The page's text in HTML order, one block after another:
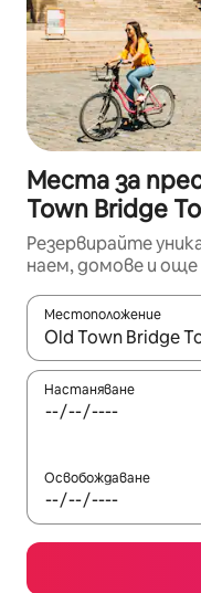
Места за
Town Bridge
Резервирайте
наем, домове и
Местоположение
Когато
Настаняване
Освобождаване